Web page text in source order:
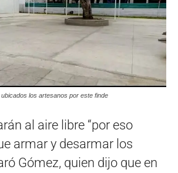
los artesanos por este finde
al aire libre “por eso
armar y desarmar los
Gómez, quien dijo que en